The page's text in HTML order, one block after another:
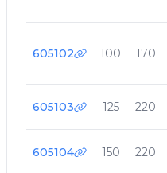
605102 100 170
605103 125 220
605104 150 220